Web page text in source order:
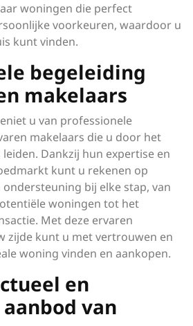
woningen die perfect
voorkeuren, waardoor u
kunt vinden.
begeleiding
makelaars
u van professionele
makelaars die u door het
Dankzij hun expertise en
kunt u rekenen op
bij elke stap, van
woningen tot het
Met deze ervaren
zijde kunt u met vertrouwen en
woning vinden en aankopen.
en
van